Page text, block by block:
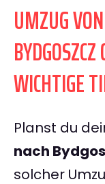
UMZUG
WICHTIGE
Planst du
nach
solcher